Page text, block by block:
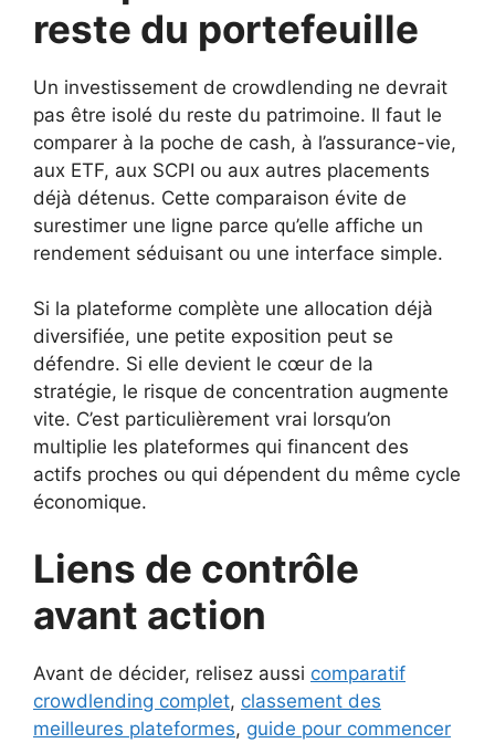
reste du portefeuille
Un investissement de crowdlending ne devrait
pas être isolé du reste du patrimoine. Il faut le
comparer à la poche de cash, à l’assurance-vie,
aux ETF, aux SCPI ou aux autres placements
déjà détenus. Cette comparaison évite de
surestimer une ligne parce qu’elle affiche un
rendement séduisant ou une interface simple.
Si la plateforme complète une allocation déjà
diversifiée, une petite exposition peut se
défendre. Si elle devient le cœur de la
stratégie, le risque de concentration augmente
vite. C’est particulièrement vrai lorsqu’on
multiplie les plateformes qui financent des
actifs proches ou qui dépendent du même cycle
économique.
Liens de contrôle
avant action
Avant de décider, relisez aussi comparatif
crowdlending complet, classement des
meilleures plateformes, guide pour commencer